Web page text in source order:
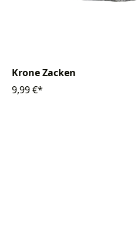
Krone Zacken
9,99 €*